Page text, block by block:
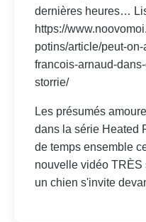
dernières heures…
https://
potins/article/peut-
francois-arnaud-
storrie/
Les présumés
dans la série Heated
de temps ensemble
nouvelle vidéo TRÈS
un chien s'invite